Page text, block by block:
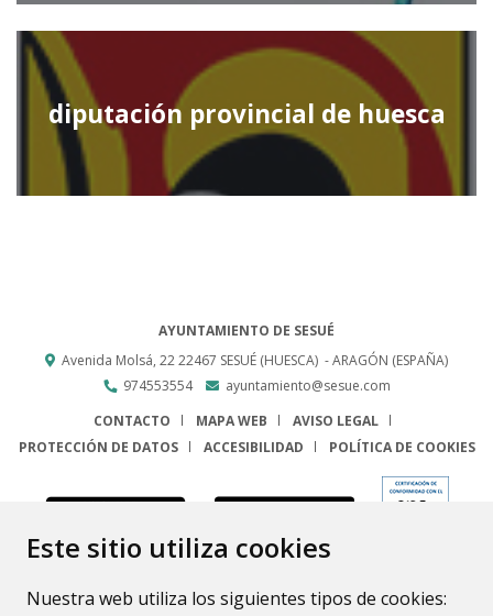
Este sitio utiliza cookies
Nuestra web utiliza los siguientes tipos de cookies:
diputación provincial de huesca
AYUNTAMIENTO DE SESUÉ
Avenida Molsá, 2222467 SESUÉ (HUESCA) - ARAGÓN (ESPAÑA)
974553554
ayuntamiento@sesue.com
CONTACTO
MAPA WEB
AVISO LEGAL
PROTECCIÓN DE DATOS
ACCESIBILIDAD POLÍTICA DE COOKIES